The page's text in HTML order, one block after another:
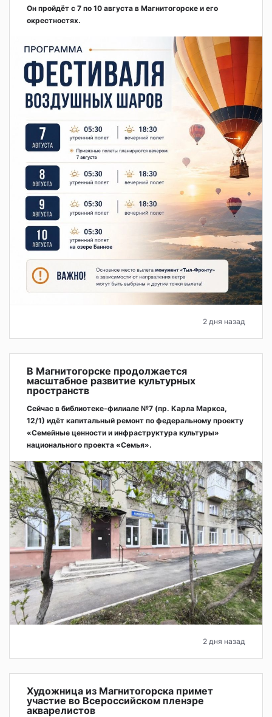
Он пройдёт с 7 по 10 августа в Магнитогорске и его
окрестностях.
2 дня назад
В Магнитогорске продолжается
масштабное развитие культурных
пространств
Сейчас в библиотеке-филиале №7 (пр. Карла Маркса,
12/1) идёт капитальный ремонт по федеральному проекту
«Семейные ценности и инфраструктура культуры»
национального проекта «Семья».
2 дня назад
Художница из Магнитогорска примет
участие во Всероссийском пленэре
акварелистов